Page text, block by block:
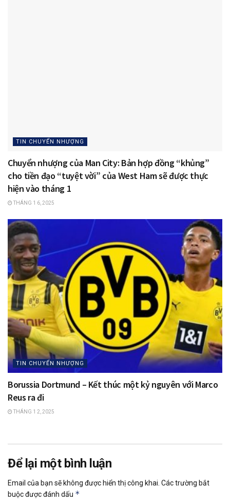
TIN CHUYỂN NHƯỢNG
Chuyển nhượng của Man City: Bản hợp đồng “khủng”
cho tiền đạo “tuyệt vời” của West Ham sẽ được thực
hiện vào tháng 1
THÁNG 1 6, 2025
TIN CHUYỂN NHƯỢNG
Borussia Dortmund – Kết thúc một kỷ nguyên với Marco
Reus ra đi
THÁNG 1 2, 2025
Để lại một bình luận
Email của bạn sẽ không được hiển thị công khai. Các trường bắt
buộc được đánh dấu *